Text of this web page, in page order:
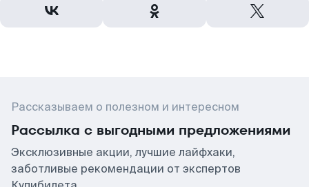
Рассказываем о полезном и интересном
Рассылка с выгодными предложениями
Эксклюзивные акции, лучшие лайфхаки,
заботливые рекомендации от экспертов